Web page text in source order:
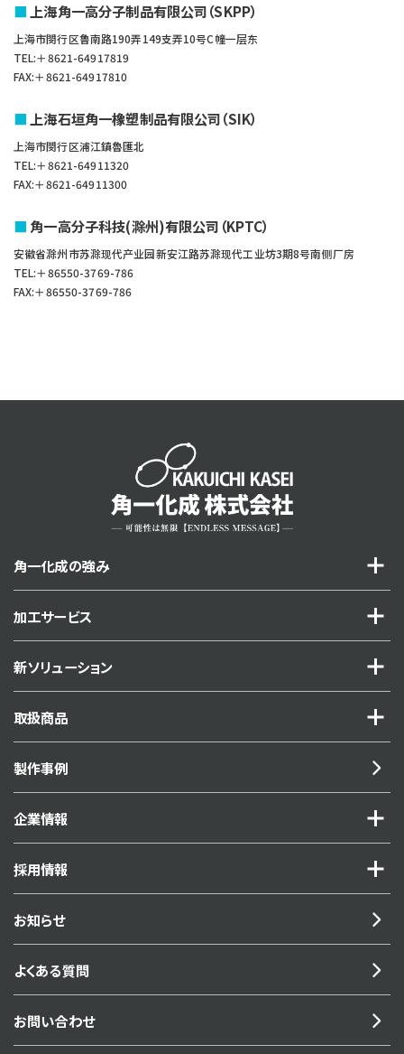
上海角一高分子制品有限公司（SKPP）
上海市閔行区鲁南路190弄149支弄10号C幢一层东
TEL:＋8621-64917819
FAX:＋8621-64917810
上海石垣角一橡塑制品有限公司（SIK）
上海市閔行区浦江鎮魯匯北
TEL:＋8621-64911320
FAX:＋8621-64911300
角一高分子科技(滁州)有限公司（KPTC）
安徽省滁州市苏滁现代产业园新安江路苏滁现代工业坊3期8号南侧厂房
TEL:＋86550-3769-786
FAX:＋86550-3769-786
角一化成の強み
加工サービス
新ソリューション
取扱商品
製作事例
企業情報
採用情報
お知らせ
よくある質問
お問い合わせ